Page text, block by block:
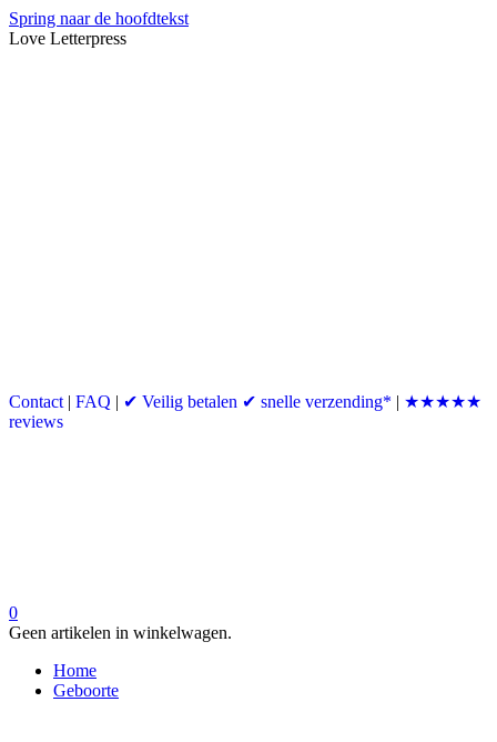
Spring naar de hoofdtekst
Love Letterpress
Contact | FAQ | ✔ Veilig betalen ✔ snelle verzending* | ★★★★★
reviews
0
Geen artikelen in winkelwagen.
Home
Geboorte